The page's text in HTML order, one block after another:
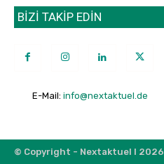
BİZİ TAKİP EDİN
E-Mail: info@nextaktuel.de
© Copyright - Nextaktuel I 2026